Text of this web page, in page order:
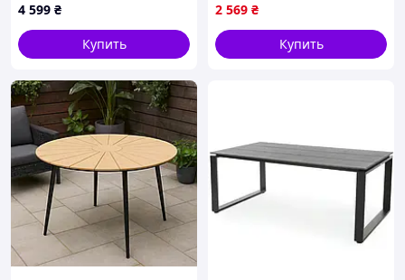
4 599 ₴
Купить
Садовий складний стіл
2 569 ₴
Купить